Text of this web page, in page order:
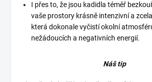
I přes to, že jsou kadidla téměř
vaše prostory krásně intenzivní a
která dokonale vyčistí okolní
nežádoucích a negativních energií.
Náš tip